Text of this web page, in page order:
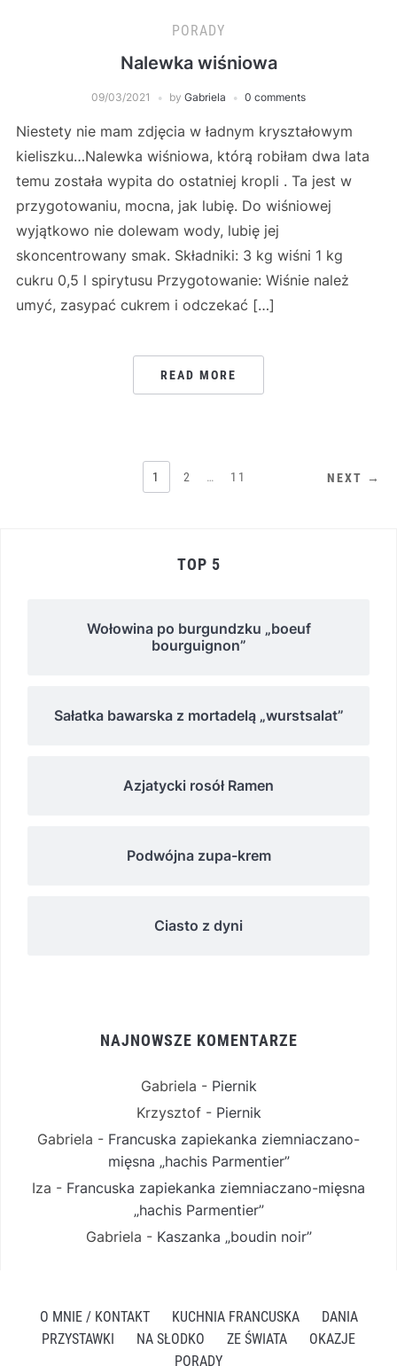
PORADY
Nalewka wiśniowa
09/03/2021 by Gabriela 0 comments
Niestety nie mam zdjęcia w ładnym kryształowym
kieliszku…Nalewka wiśniowa, którą robiłam dwa lata
temu została wypita do ostatniej kropli . Ta jest w
przygotowaniu, mocna, jak lubię. Do wiśniowej
wyjątkowo nie dolewam wody, lubię jej
skoncentrowany smak. Składniki: 3 kg wiśni 1 kg
cukru 0,5 l spirytusu Przygotowanie: Wiśnie należ
umyć, zasypać cukrem i odczekać […]
READ MORE
STRONICOWANIE
1 2 … 11 NEXT →
TOP 5
Wołowina po burgundzku „boeuf
bourguignon”
Sałatka bawarska z mortadelą „wurstsalat”
Azjatycki rosół Ramen
Podwójna zupa-krem
Ciasto z dyni
NAJNOWSZE KOMENTARZE
Gabriela - Piernik
Krzysztof- Piernik
Gabriela - Francuska zapiekanka ziemniaczano-
mięsna „hachis Parmentier”
Iza - Francuska zapiekanka ziemniaczano-mięsna
„hachis Parmentier”
Gabriela - Kaszanka „boudin noir”
O MNIE / KONTAKT KUCHNIA FRANCUSKA
DANIA
PRZYSTAWKI
NA SŁODKO ZE ŚWIATA
OKAZJE
PORADY